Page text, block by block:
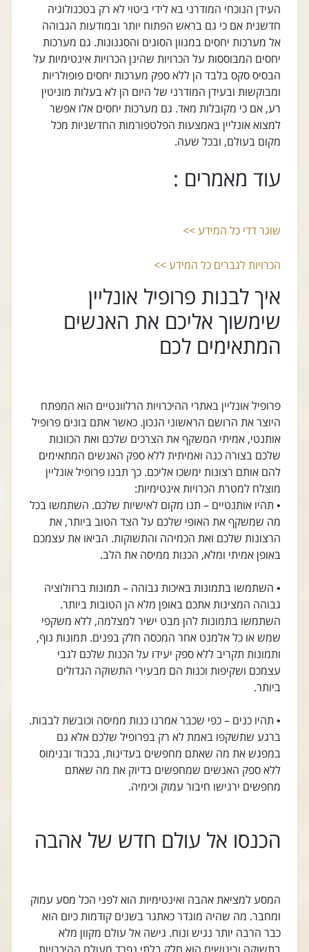
העידן הנוכחי המודרני בא לידי ביטוי לא רק בטכנולוגיה
חדשנית אם כי גם בראש הפתוח יותר ובמודעות הגבוהה
אל מערכות יחסים במגוון הסוגים והסגנונות. גם מערכות
יחסים המבוססות על הכרויות שהינן הכרויות אינטימיות על
הבסיס סקס בלבד הן ללא ספק מערכות יחסים פופולריות
ומבוקשות ובעידן המודרני של היום הן לא בעלות מוניטין
רע, אם כי מקובלות מאד. גם מערכות יחסים אלו אפשר
למצוא אונליין באמצעות הפלטפורמות החדשניות מכל
מקום בעולם, ובכל שעה.
עוד מאמרים :
שוגר דדי כל המידע >>
הכרויות לגברים כל המידע >>
איך לבנות פרופיל אונליין
שימשוך אליכם את האנשים
המתאימים לכם
פרופיל אונליין באתרי ההיכרויות הרלוונטיים הוא המפתח
היוצר את הרושם הראשוני הנכון. כאשר אתם בונים פרופיל
אותנטי, אמיתי המשקף את הצרכים שלכם ואת הכוונות
שלכם בצורה כנה ואמיתית ללא ספק האנשים המתאימים
להם אותם רצונות ימשכו אליכם. כך תבנו פרופיל אונליין
מוצלח למטרת הכרויות אינטימיות:
• תהיו אותנטיים – תנו מקום לאישיות שלכם. השתמשו בכל
מה שמשקף את האופי שלכם על הצד הטוב ביותר, את
הרצונות שלכם ואת הכמיהה והתשוקות. הביאו את עצמכם
באופן אמיתי ומלא, הכנות ממיסה את הלב.
• השתמשו בתמונות באיכות גבוהה – תמונות ברזולוציה
גבוהה המציגות אתכם באופן מלא הן הטובות ביותר.
השתמשו בתמונות להן מבט ישיר למצלמה, ללא משקפי
שמש או כל אלמנט אחר המכסה חלק בפנים. תמונות גוף,
ותמונות תקריב ללא ספק יעידו על הכנות שלכם לגבי
עצמכם ושקיפות וכנות הם מבעירי התשוקה הגדולים
ביותר.
• תהיו כנים – כפי שכבר אמרנו כנות ממיסה וכובשת לבבות.
ברגע שתשקפו באמת לא רק בפרופיל שלכם אלא גם
במפגש את מה שאתם מחפשים בעדינות, בכבוד ובנימוס
ללא ספק האנשים שמחפשים בדיוק את מה שאתם
מחפשים ירגישו חיבור עמוק וכימיה.
הכנסו אל עולם חדש של אהבה
המסע למציאת אהבה ואינטימיות הוא לפני הכל מסע עמוק
ומחבר. מה שהיה מוגדר כאתגר בשנים קודמות כיום הוא
כבר הרבה יותר נגיש ונוח. גישה אל עולם מקוון מלא
בתשוקה וריגושים הוא חלק בלתי נפרד מעולם ההיכרויות